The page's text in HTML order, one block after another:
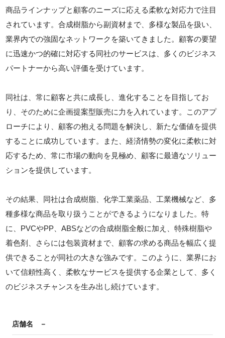
商品ラインナップと顧客のニーズに応える柔軟な対応力で注目
されています。合成樹脂から副資材まで、多様な製品を扱い、
業界内での強固なネットワークを築いてきました。顧客の要望
に迅速かつ的確に対応する同社のサービスは、多くのビジネス
パートナーから高い評価を受けています。
同社は、常に顧客と共に成長し、進化することを目指してお
り、そのために企画提案型販売に力を入れています。このアプ
ローチにより、顧客の抱える問題を解決し、新たな価値を提供
することに成功しています。また、経済情勢の変化に柔軟に対
応するため、常に市場の動向を見極め、顧客に最適なソリュー
ションを提供しています。
その結果、同社は合成樹脂、化学工業薬品、工業機械など、多
種多様な商品を取り扱うことができるようになりました。特
に、PVCやPP、ABSなどの合成樹脂全般に加え、特殊樹脂や
着色剤、さらには包装資材まで、顧客の求める商品を幅広く提
供できることが同社の大きな強みです。このように、業界にお
いて信頼性高く、柔軟なサービスを提供する企業として、多く
のビジネスチャンスを生み出し続けています。
店舗名 －